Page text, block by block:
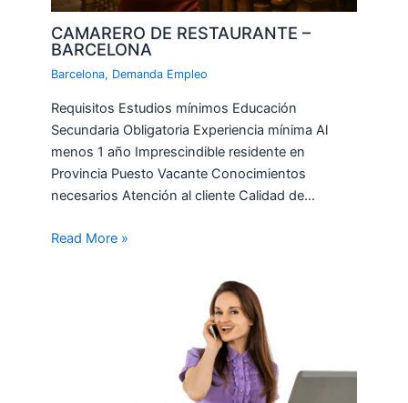
CAMARERO DE RESTAURANTE –
BARCELONA
Barcelona, Demanda Empleo
Requisitos Estudios mínimos Educación
Secundaria Obligatoria Experiencia mínima Al
menos 1 año Imprescindible residente en
Provincia Puesto Vacante Conocimientos
necesarios Atención al cliente Calidad de…
Read More »